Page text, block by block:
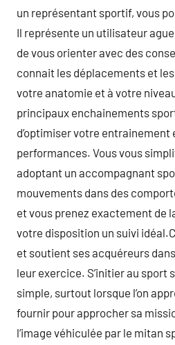
un représentant sportif, vous
Il représente un utilisateur
de vous orienter avec des
connait les déplacements et
votre anatomie et à votre
principaux enchainements
d’optimiser votre entrainement
performances. Vous vous
adoptant un accompagnant
mouvements dans des
et vous prenez exactement de
votre disposition un suivi
et soutient ses acquéreurs
leur exercice. S’initier au sport
simple, surtout lorsque l’on
fournir pour approcher sa
l’image véhiculée par le mitan